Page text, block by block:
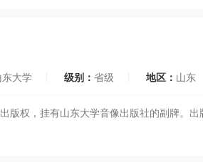
东大学 级别： 省级 地区： 山东
版权，挂有山东大学音像出版社的副牌。